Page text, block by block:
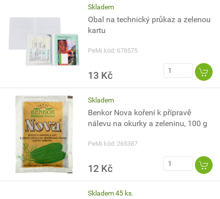
Skladem
Obal na technický průkaz a zelenou
kartu
PeMi kód: 678575
13 Kč
Skladem
Benkor Nova koření k přípravě
nálevu na okurky a zeleninu, 100 g
PeMi kód: 265387
12 Kč
Skladem 45 ks.